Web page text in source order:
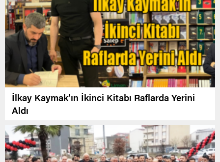
İlkay Kaymak’ın İkinci Kitabı Raflarda Yerini
Aldı